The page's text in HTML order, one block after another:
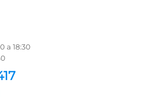
a 18:30